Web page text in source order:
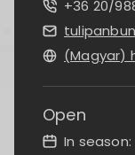
+36 20/
(Magyar)
Open
In